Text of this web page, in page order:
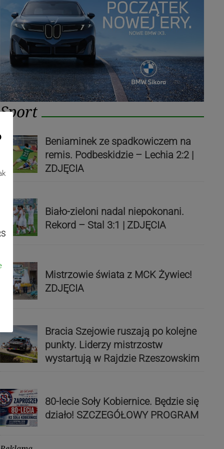
Sport
Beniaminek ze spadkowiczem na
remis. Podbeskidzie – Lechia 2:2 |
ZDJĘCIA
Biało-zieloni nadal niepokonani.
Rekord – Stal 3:1 | ZDJĘCIA
Mistrzowie świata z MCK Żywiec!
ZDJĘCIA
Bracia Szejowie ruszają po kolejne
punkty. Liderzy mistrzostw
wystartują w Rajdzie Rzeszowskim
80-lecie Soły Kobiernice. Będzie się
działo! SZCZEGÓŁOWY PROGRAM